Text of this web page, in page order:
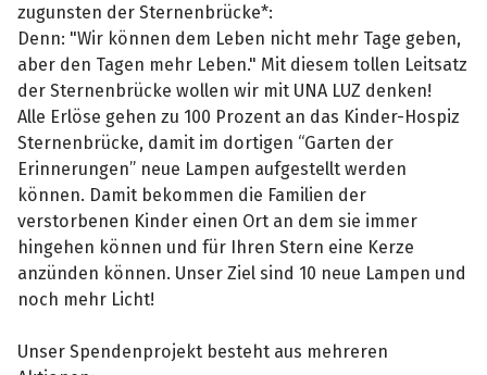
zugunsten der Sternenbrücke*:
Denn: "Wir können dem Leben nicht mehr Tage geben,
aber den Tagen mehr Leben." Mit diesem tollen Leitsatz
der Sternenbrücke wollen wir mit UNA LUZ denken!
Alle Erlöse gehen zu 100 Prozent an das Kinder-Hospiz
Sternenbrücke, damit im dortigen “Garten der
Erinnerungen” neue Lampen aufgestellt werden
können. Damit bekommen die Familien der
verstorbenen Kinder einen Ort an dem sie immer
hingehen können und für Ihren Stern eine Kerze
anzünden können. Unser Ziel sind 10 neue Lampen und
noch mehr Licht!
Unser Spendenprojekt besteht aus mehreren